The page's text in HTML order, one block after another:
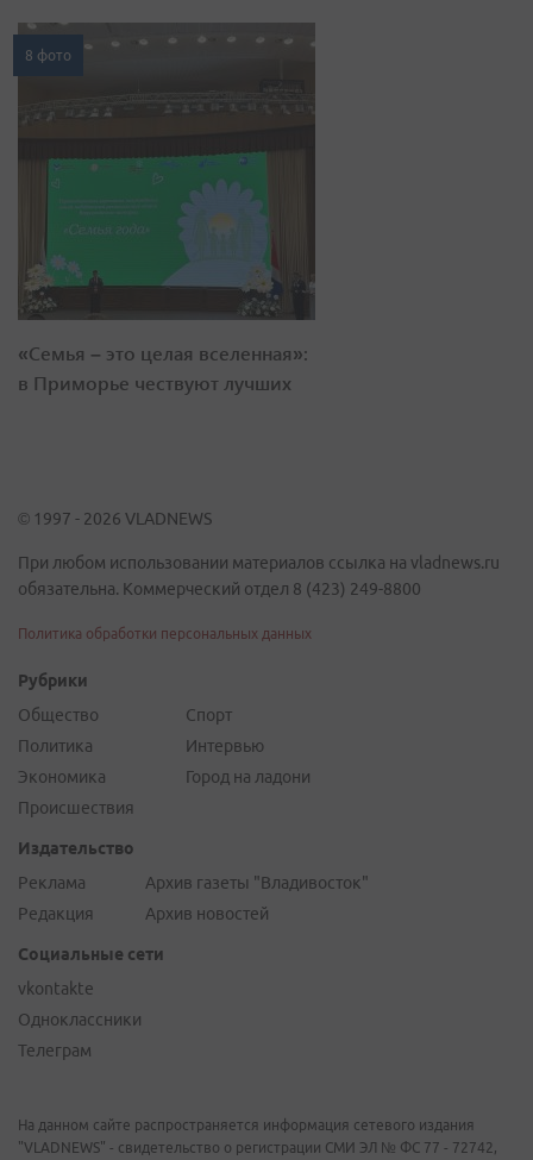
8 фото
«Семья – это целая вселенная»:
в Приморье чествуют лучших
© 1997 - 2026 VLADNEWS
При любом использовании материалов ссылка на vladnews.ru
обязательна. Коммерческий отдел 8 (423) 249-8800
Политика обработки персональных данных
Рубрики
Общество
Политика
Экономика
Происшествия
Спорт
Интервью
Город на ладони
Издательство
Реклама
Редакция
Архив газеты "Владивосток"
Архив новостей
Социальные сети
vkontakte
Одноклассники
Телеграм
На данном сайте распространяется информация сетевого издания
"VLADNEWS" - свидетельство о регистрации СМИ ЭЛ № ФС 77 - 72742,